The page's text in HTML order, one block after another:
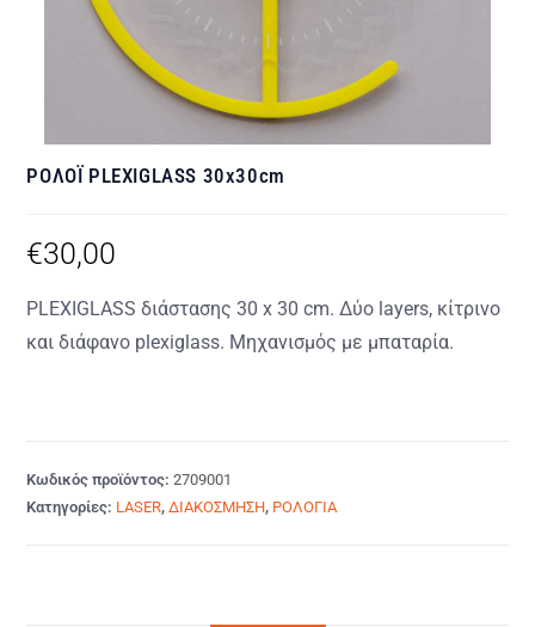
ΡΟΛΟΪ PLEXIGLASS 30x30cm
€30,00
PLEXIGLASS διάστασης 30 x 30 cm. Δύο layers, κίτρινο
και διάφανο plexiglass. Μηχανισμός με μπαταρία.
Κωδικός προϊόντος:2709001
Κατηγορίες: LASER,ΔΙΑΚΟΣΜΗΣΗ, ΡΟΛΟΓΙΑ